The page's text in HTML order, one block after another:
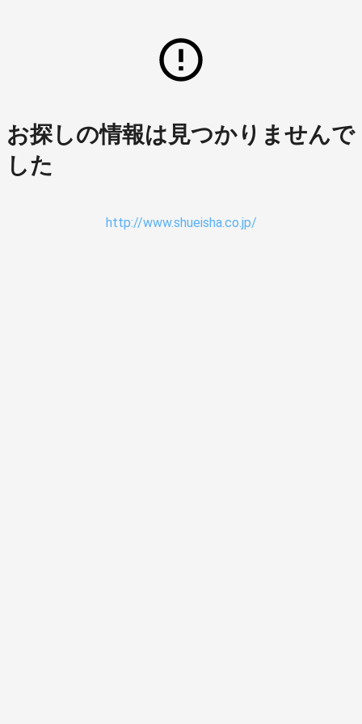
お探しの情報は見つかりませんで
した
http://www.shueisha.co.jp/